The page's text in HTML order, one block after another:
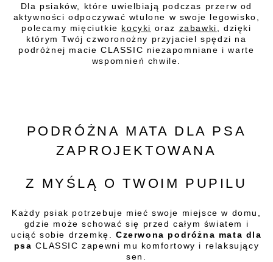
Dla psiaków, które uwielbiają podczas przerw od
aktywności odpoczywać wtulone w swoje legowisko,
polecamy mięciutkie kocyki oraz zabawki
, dzięki
którym Twój czworonożny przyjaciel spędzi na
podróżnej macie CLASSIC niezapomniane i warte
wspomnień chwile.
PODRÓŻNA MATA DLA PSA
ZAPROJEKTOWANA
Z MYŚLĄ O TWOIM PUPILU
Każdy psiak potrzebuje mieć swoje miejsce w domu,
gdzie może schować się przed całym światem i
uciąć sobie drzemkę. Czerwona podróżna mata dla
psa CLASSIC zapewni mu komfortowy i relaksujący
sen.